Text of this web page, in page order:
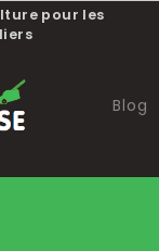
pour les
Blog